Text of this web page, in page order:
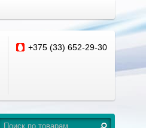
+375 (33) 652-29-30